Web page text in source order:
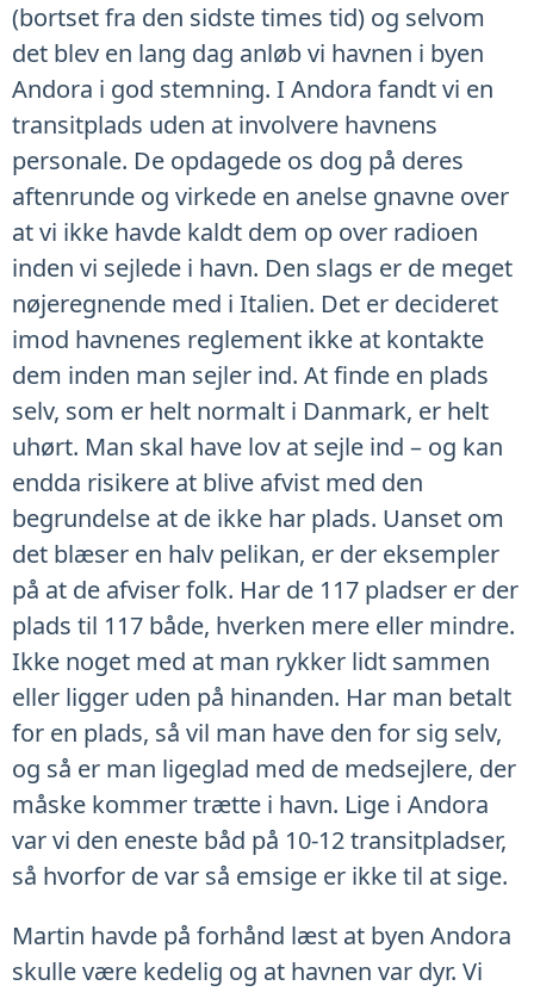
(bortset fra den sidste times tid) og selvom
det blev en lang dag anløb vi havnen i byen
Andora i god stemning. I Andora fandt vi en
transitplads uden at involvere havnens
personale. De opdagede os dog på deres
aftenrunde og virkede en anelse gnavne over
at vi ikke havde kaldt dem op over radioen
inden vi sejlede i havn. Den slags er de meget
nøjeregnende med i Italien. Det er decideret
imod havnenes reglement ikke at kontakte
dem inden man sejler ind. At finde en plads
selv, som er helt normalt i Danmark, er helt
uhørt. Man skal have lov at sejle ind – og kan
endda risikere at blive afvist med den
begrundelse at de ikke har plads. Uanset om
det blæser en halv pelikan, er der eksempler
på at de afviser folk. Har de 117 pladser er der
plads til 117 både, hverken mere eller mindre.
Ikke noget med at man rykker lidt sammen
eller ligger uden på hinanden. Har man betalt
for en plads, så vil man have den for sig selv,
og så er man ligeglad med de medsejlere, der
måske kommer trætte i havn. Lige i Andora
var vi den eneste båd på 10-12 transitpladser,
så hvorfor de var så emsige er ikke til at sige.
Martin havde på forhånd læst at byen Andora
skulle være kedelig og at havnen var dyr. Vi